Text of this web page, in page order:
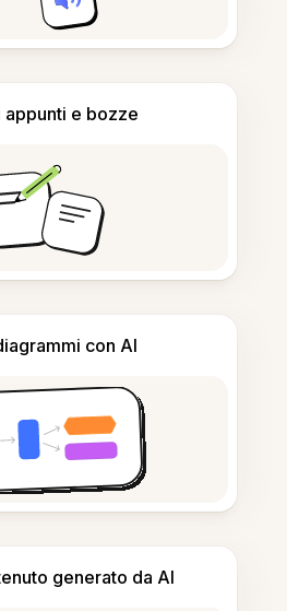
appunti e bozze
con AI
generato da AI